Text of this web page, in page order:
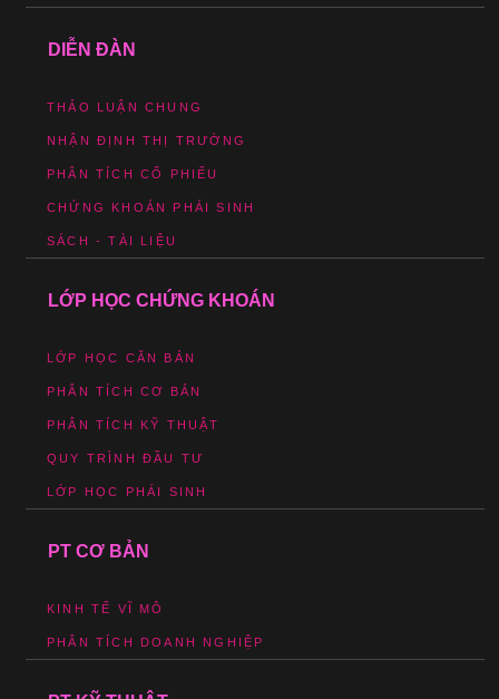
DIỄN ĐÀN
THẢO LUẬN CHUNG
NHẬN ĐỊNH THỊ TRƯỜNG
PHÂN TÍCH CỔ PHIẾU
CHỨNG KHOÁN PHÁI SINH
SÁCH - TÀI LIỆU
LỚP HỌC CHỨNG KHOÁN
LỚP HỌC CĂN BẢN
PHÂN TÍCH CƠ BẢN
PHÂN TÍCH KỸ THUẬT
QUY TRÌNH ĐẦU TƯ
LỚP HỌC PHÁI SINH
PT CƠ BẢN
KINH TẾ VĨ MÔ
PHÂN TÍCH DOANH NGHIỆP